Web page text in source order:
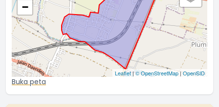
−
Leaflet|© OpenStreetMap|OpenSID
Buka peta